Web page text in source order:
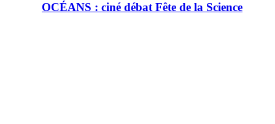
OCÉANS : ciné débat Fête de la Science